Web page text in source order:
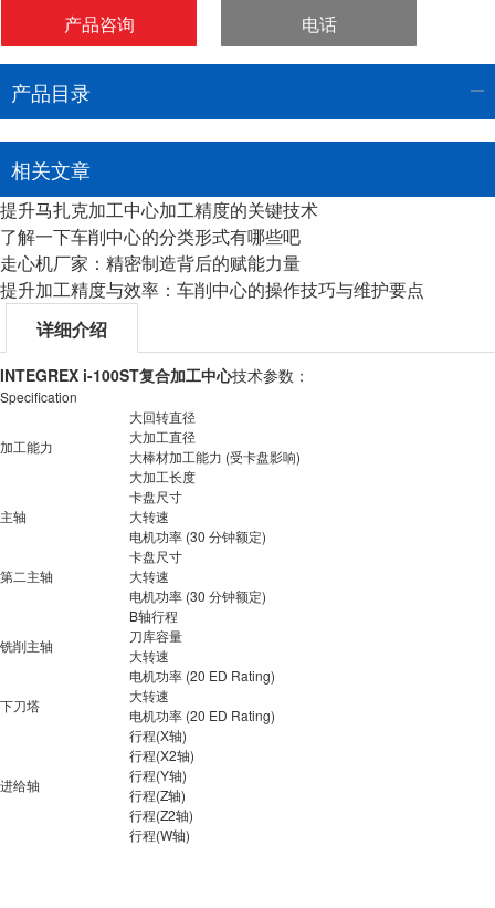
产品咨询 电话
产品目录
相关文章
提升马扎克加工中心加工精度的关键技术
了解一下车削中心的分类形式有哪些吧
走心机厂家：精密制造背后的赋能力量
提升加工精度与效率：车削中心的操作技巧与维护要点
详细介绍
INTEGREX i-100ST复合加工中心技术参数：
Specification
加工能力
大回转直径
大加工直径
大棒材加工能力 (受卡盘影响)
大加工长度
主轴
卡盘尺寸
大转速
电机功率 (30 分钟额定)
第二主轴
卡盘尺寸
大转速
电机功率 (30 分钟额定)
铣削主轴
B轴行程
刀库容量
大转速
电机功率 (20 ED Rating)
下刀塔
大转速
电机功率 (20 ED Rating)
进给轴
行程(X轴)
行程(X2轴)
行程(Y轴)
行程(Z轴)
行程(Z2轴)
行程(W轴)